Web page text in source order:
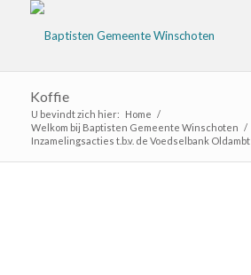
Koffie
U bevindt zich hier: Home /
Welkom bij Baptisten Gemeente Winschoten /
Inzamelingsacties t.b.v. de Voedselbank Oldambt